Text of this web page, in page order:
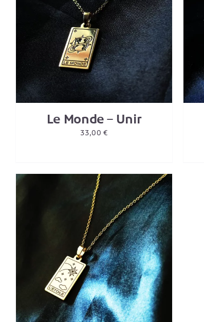
Le Monde – Unir
33,00€
AJOUTER AU PANIER / DETAILS